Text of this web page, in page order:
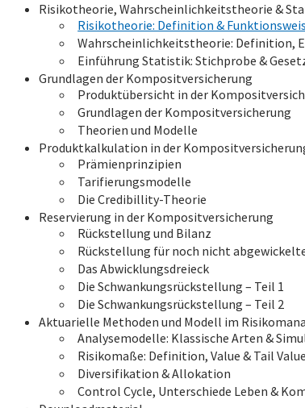
Risikotheorie, Wahrscheinlichkeitstheorie &
Risikotheorie: Definition &
Wahrscheinlichkeitstheorie: Definition,
Einführung Statistik: Stichprobe &
Grundlagen der Kompositversicherung
Produktübersicht in der
Grundlagen der Kompositversicherung
Theorien und Modelle
Produktkalkulation in der
Prämienprinzipien
Tarifierungsmodelle
Die Credibillity-Theorie
Reservierung in der Kompositversicherung
Rückstellung und Bilanz
Rückstellung für noch nicht
Das Abwicklungsdreieck
Die Schwankungsrückstellung – Teil 1
Die Schwankungsrückstellung – Teil 2
Aktuarielle Methoden und Modell im
Analysemodelle: Klassische Arten &
Risikomaße: Definition, Value & Tail
Diversifikation & Allokation
Control Cycle, Unterschiede Leben &